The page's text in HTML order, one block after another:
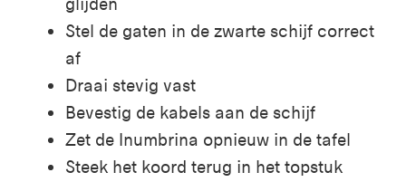
Stel de gaten in de zwarte schijf correct
af
Draai stevig vast
Bevestig de kabels aan de schijf
Zet de Inumbrina opnieuw in de tafel
Steek het koord terug in het topstuk